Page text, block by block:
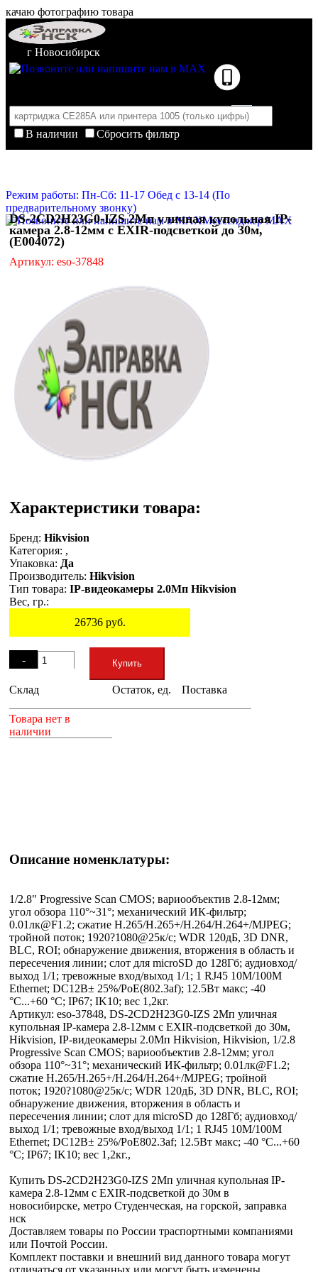
качаю фотографию товара
г Новосибирск
В наличии
Сбросить фильтр
Корзина пуста
Режим работы: Пн-Сб: 11-17 Обед с 13-14 (По
предварительному звонку)
Мессенджер MAX
DS-2CD2H23G0-IZS 2Мп уличная купольная IP-
камера 2.8-12мм с EXIR-подсветкой до 30м,
(E004072)
Артикул: eso-37848
Характеристики товара:
Бренд: Hikvision
Категория: ,
Упаковка: Да
Производитель: Hikvision
Тип товара: IP-видеокамеры 2.0Мп Hikvision
Вес, гр.:
26736руб.
-
+
Купить
Склад Остаток, ед. Поставка
Товара нет в
наличии
Описание номенклатуры:
1/2.8" Progressive Scan CMOS; вариообъектив 2.8-12мм;
угол обзора 110°~31°; механический ИК-фильтр;
0.01лк@F1.2; сжатие H.265/H.265+/H.264/H.264+/MJPEG;
тройной поток; 1920?1080@25к/с; WDR 120дБ, 3D DNR,
BLC, ROI; обнаружение движения, вторжения в область и
пересечения линии; слот для microSD до 128Гб; аудиовход/
выход 1/1; тревожные вход/выход 1/1; 1 RJ45 10M/100M
Ethernet; DC12В± 25%/PoE(802.3af); 12.5Вт макс; -40
°C...+60 °C; IP67; IK10; вес 1,2кг.
Артикул: eso-37848, DS-2CD2H23G0-IZS 2Мп уличная
купольная IP-камера 2.8-12мм с EXIR-подсветкой до 30м,
Hikvision, IP-видеокамеры 2.0Мп Hikvision, Hikvision, 1/2.8
Progressive Scan CMOS; вариообъектив 2.8-12мм; угол
обзора 110°~31°; механический ИК-фильтр; 0.01лк@F1.2;
сжатие H.265/H.265+/H.264/H.264+/MJPEG; тройной
поток; 1920?1080@25к/с; WDR 120дБ, 3D DNR, BLC, ROI;
обнаружение движения, вторжения в область и
пересечения линии; слот для microSD до 128Гб; аудиовход/
выход 1/1; тревожные вход/выход 1/1; 1 RJ45 10M/100M
Ethernet; DC12В± 25%/PoE802.3af; 12.5Вт макс; -40 °C...+60
°C; IP67; IK10; вес 1,2кг.,
Купить DS-2CD2H23G0-IZS 2Мп уличная купольная IP-
камера 2.8-12мм с EXIR-подсветкой до 30м в
новосибирске, метро Студенческая, на горской, заправка
нск
Доставляем товары по России траспортными компаниями
или Почтой России.
Комплект поставки и внешний вид данного товара могут